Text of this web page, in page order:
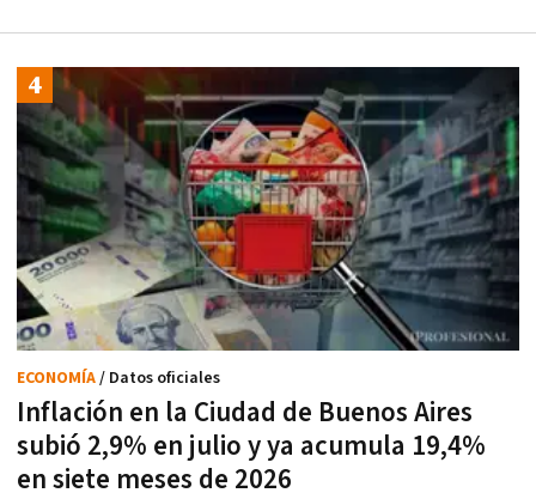
Inflación en la Ciudad de Buenos Aires
subió 2,9% en julio y ya acumula 19,4%
en siete meses de 2026
ECONOMÍA/ Datos oficiales